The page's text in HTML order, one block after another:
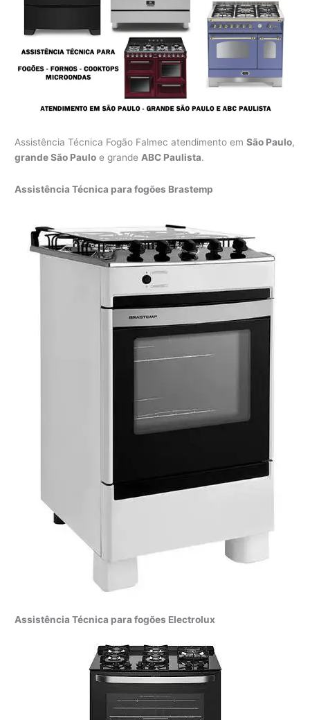
Assistência Técnica Fogão Falmec atendimento emSão Paulo,
grande São Paulo e grandeABC Paulista.
Assistência Técnica para fogões Brastemp
Assistência Técnica para fogões Electrolux